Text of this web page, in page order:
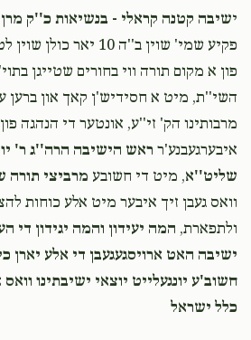
$20.00
אלי' פארקאש
$25.00
משולם
$36.00
פאר די רבי ר׳ זושא - פון זושא
ישיבה קטנה קראלי - בנשיאות כ''ק
פקיע שמי' שוין ב''ה 10
פון א מקום תורה ווי בחורים שטייגן
השי''ת, מיט א חסידיש'ן קאך און ברען
מרבותינו הק' זי''ע, אונטער די הנהגה
איבערגעבנע'ר ראש הישיבה הרה''ג ר'
שליט''א, מיט די חשובע מרביצי תורה
וואס געבן זיך איבער מיט אלע כוחות
ולתפארת, המה יעידון והמה יגידון די
ישיבה האט ארויסגעגעבן די אלע יארן
חשוב'ע יונגעלייט יוצאי ישיבתינו
כלל ישראל